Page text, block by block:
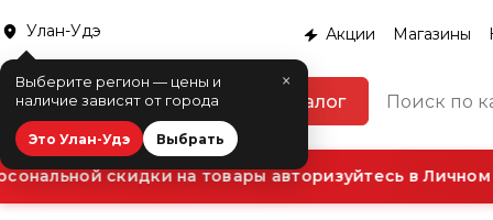
Улан-Удэ
×
Выберите регион — цены и
наличие зависят от города
Это Улан-Удэ Выбрать
Акции Магазины
Каталог
скидки на товары авторизуйтесь в Личном